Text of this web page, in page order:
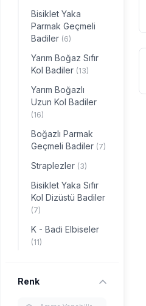
Bisiklet Yaka
Parmak Geçmeli
Badiler (6)
Yarım Boğaz Sıfır
Kol Badiler (13)
Yarım Boğazlı
Uzun Kol Badiler
(16)
Boğazlı Parmak
Geçmeli Badiler (7)
Straplezler (3)
Bisiklet Yaka Sıfır
Kol Dizüstü Badiler
(7)
K - Badi Elbiseler
(11)
Renk